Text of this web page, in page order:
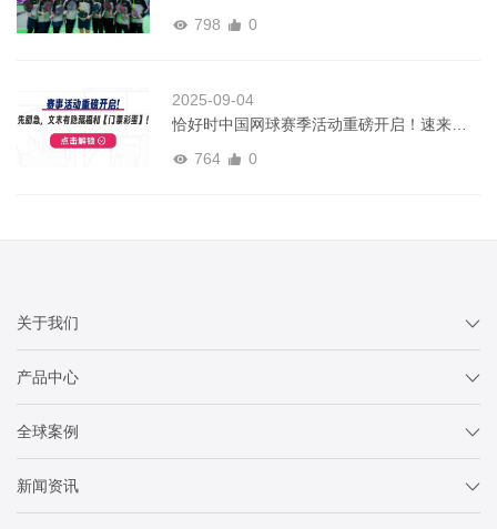
798 0
2025-09-04
恰好时中国网球赛季活动重磅开启！速来领
764 0
关于我们
产品中心
全球案例
新闻资讯